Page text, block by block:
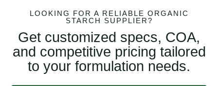
LOOKING FOR A RELIABLE ORGANIC
STARCH SUPPLIER?
Get customized specs, COA,
and competitive pricing tailored
to your formulation needs.